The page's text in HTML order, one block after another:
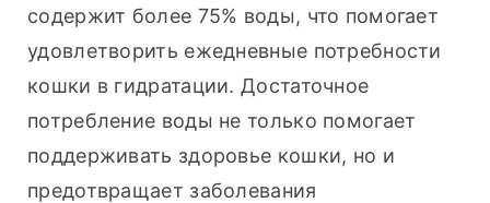
содержит более 75% воды, что помогает
удовлетворить ежедневные потребности
кошки в гидратации. Достаточное
потребление воды не только помогает
поддерживать здоровье кошки, но и
предотвращает заболевания